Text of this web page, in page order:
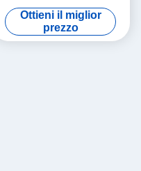
Cristalli singoli e substrati
Ottieni il miglior
prezzo